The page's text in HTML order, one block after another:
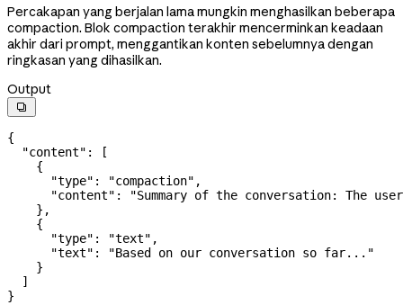
Percakapan yang berjalan lama mungkin menghasilkan beberapa
compaction. Blok compaction terakhir mencerminkan keadaan
akhir dari prompt, menggantikan konten sebelumnya dengan
ringkasan yang dihasilkan.
Output

{
  "content"
: [
    {
      "type"
: "compaction" ,
      "content"
:
"Summary of the conversation: The
    },
    {
      "type"
: "text" ,
      "text"
:
"Based on our conversation so far..."
    }
  ]
}